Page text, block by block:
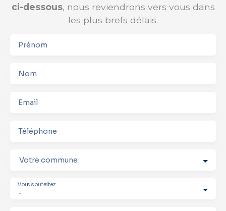
ci-dessous, nous reviendrons vers vous dans
les plus brefs délais.
Prénom
Nom
Email
Téléphone
Votre commune
-
Vous souhaitez